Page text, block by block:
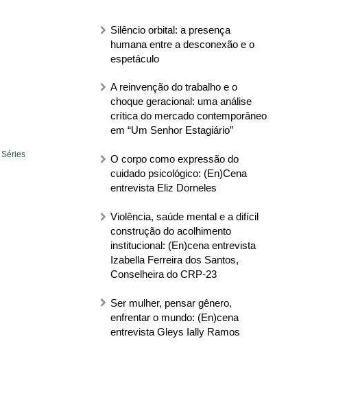
Silêncio orbital: a presença
humana entre a desconexão e o
espetáculo
A reinvenção do trabalho e o
choque geracional: uma análise
crítica do mercado contemporâneo
em “Um Senhor Estagiário”
O corpo como expressão do
cuidado psicológico: (En)Cena
entrevista Eliz Dorneles
Violência, saúde mental e a difícil
construção do acolhimento
institucional: (En)cena entrevista
Izabella Ferreira dos Santos,
Conselheira do CRP-23
Ser mulher, pensar gênero,
enfrentar o mundo: (En)cena
entrevista Gleys Ially Ramos
Séries